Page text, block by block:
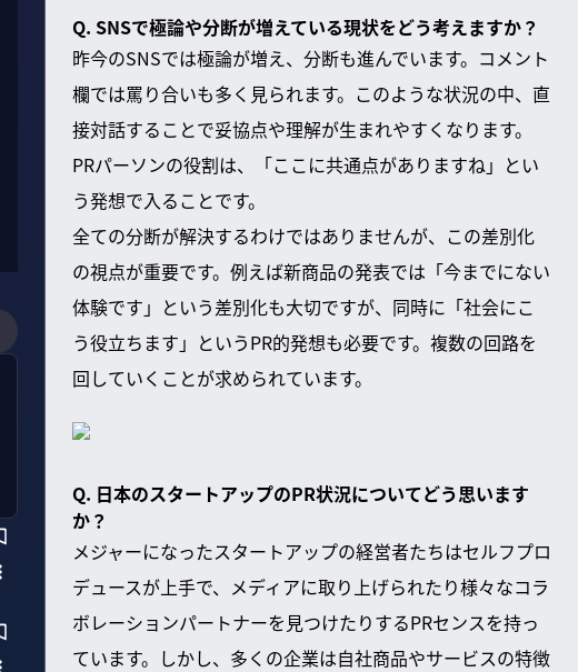
Q. SNSで極論や分断が増えている現状をどう考えますか？
昨今のSNSでは極論が増え、分断も進んでいます。コメント
欄では罵り合いも多く見られます。このような状況の中、直
接対話することで妥協点や理解が生まれやすくなります。
PRパーソンの役割は、「ここに共通点がありますね」とい
う発想で入ることです。
全ての分断が解決するわけではありませんが、この差別化
の視点が重要です。例えば新商品の発表では「今までにない
体験です」という差別化も大切ですが、同時に「社会にこ
う役立ちます」というPR的発想も必要です。複数の回路を
回していくことが求められています。
Q. 日本のスタートアップのPR状況についてどう思います
か？
メジャーになったスタートアップの経営者たちはセルフプロ
デュースが上手で、メディアに取り上げられたり様々なコラ
ボレーションパートナーを見つけたりするPRセンスを持っ
ています。しかし、多くの企業は自社商品やサービスの特徴